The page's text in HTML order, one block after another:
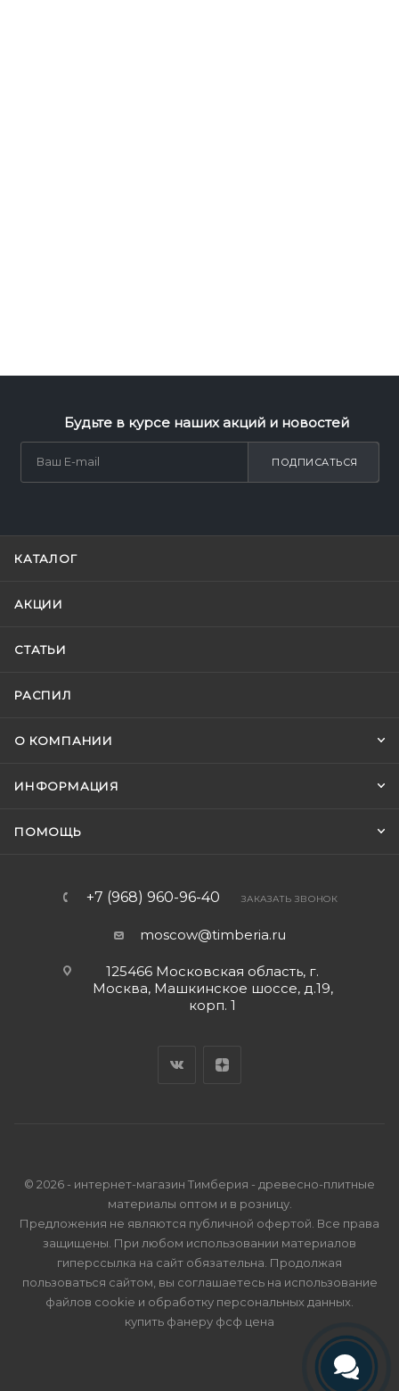
Будьте в курсе наших акций и новостей
ПОДПИСАТЬСЯ
КАТАЛОГ
АКЦИИ
СТАТЬИ
РАСПИЛ
О КОМПАНИИ
ИНФОРМАЦИЯ
ПОМОЩЬ
+7 (968) 960-96-40 ЗАКАЗАТЬ ЗВОНОК
moscow@timberia.ru
125466 Московская область, г.
Москва, Машкинское шоссе, д.19,
корп. 1
© 2026 - интернет-магазин Тимберия - древесно-плитные
материалы оптом и в розницу.
Предложения не являются публичной офертой. Все права
защищены. При любом использовании материалов
гиперссылка на сайт обязательна. Продолжая
пользоваться сайтом, вы соглашаетесь на использование
файлов cookie и обработку персональных данных
купить фанеру фсф цена